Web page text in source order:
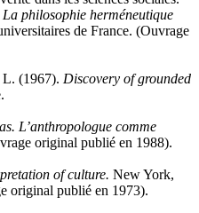
La philosophie herméneutique
de France. (Ouvrage
L. (1967). Discovery of grounded
L’anthropologue comme
original publié en 1988).
of culture. New York,
original publié en 1973).